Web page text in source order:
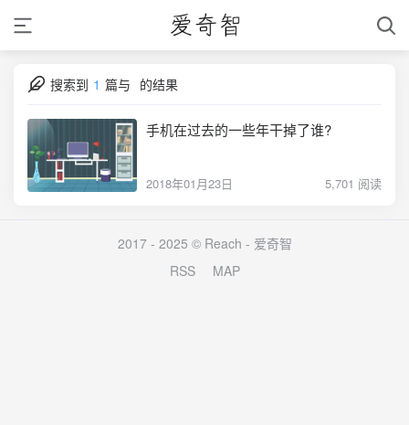
搜索到 1 篇与 的结果
手机在过去的一些年干掉了谁?
2018年01月23日 5,701 阅读
2017 - 2025 © Reach - 爱奇智
RSS
MAP